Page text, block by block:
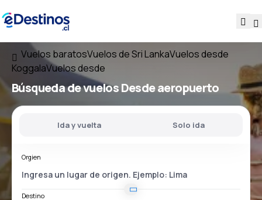
Vuelos baratosVuelos de Sri LankaVuelos desde
KoggalaVuelos desde
Búsqueda de vuelosDesdeaeropuerto
Ida y vuelta Solo ida
Orgien
Destino